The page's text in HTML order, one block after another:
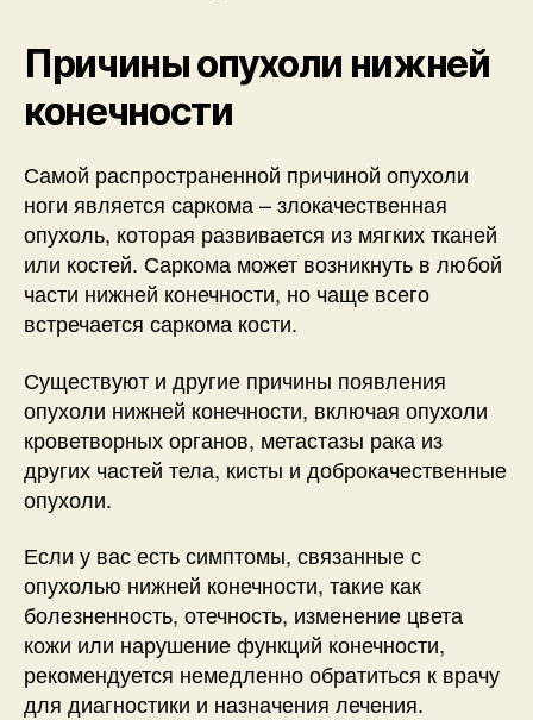
Причины опухоли нижней
конечности
Самой распространенной причиной опухоли
ноги является саркома – злокачественная
опухоль, которая развивается из мягких тканей
или костей. Саркома может возникнуть в любой
части нижней конечности, но чаще всего
встречается саркома кости.
Существуют и другие причины появления
опухоли нижней конечности, включая опухоли
кроветворных органов, метастазы рака из
других частей тела, кисты и доброкачественные
опухоли.
Если у вас есть симптомы, связанные с
опухолью нижней конечности, такие как
болезненность, отечность, изменение цвета
кожи или нарушение функций конечности,
рекомендуется немедленно обратиться к врачу
для диагностики и назначения лечения.